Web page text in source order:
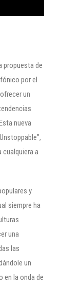
propuesta de
por el
un
nueva
cualquiera a
y
siempre ha
una
las
un
en la onda de